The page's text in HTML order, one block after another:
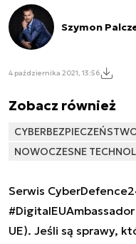
Szymon
4 października 2021, 13:56
Zobacz również
NOWOCZESNE
Serwis
UE). Jeśli są sprawy,